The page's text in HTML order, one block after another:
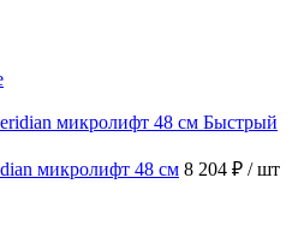
Быстрый
микролифт 48 см 8 204 ₽ / шт